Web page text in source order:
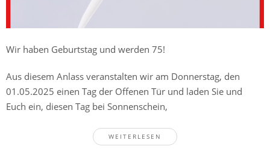
Wir haben Geburtstag und werden 75!
Aus diesem Anlass veranstalten wir am Donnerstag, den
01.05.2025 einen Tag der Offenen Tür und laden Sie und
Euch ein, diesen Tag bei Sonnenschein,
WEITERLESEN